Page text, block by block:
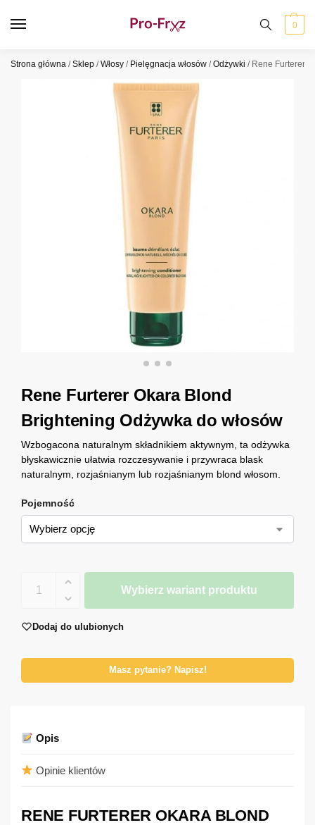
0
Strona główna /Sklep /Włosy / Pielęgnacja włosów /Odżywki / Rene Furterer
Rene Furterer Okara Blond
Brightening Odżywka do włosów
Wzbogacona naturalnym składnikiem aktywnym, ta odżywka
błyskawicznie ułatwia rozczesywanie i przywraca blask
naturalnym, rozjaśnianym lub rozjaśnianym blond włosom.
Pojemność
Wybierz wariant produktu
Dodaj do ulubionych
Masz pytanie? Napisz!
Opis
Opinie klientów
RENE FURTERER OKARA BLOND